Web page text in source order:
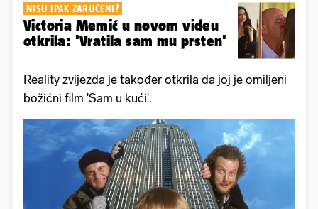
NISU IPAK ZARUČENI?
Victoria Memić u novom videu
otkrila: 'Vratila sam mu prsten'
Reality zvijezda je također otkrila da joj je omiljeni
božićni film 'Sam u kući'.